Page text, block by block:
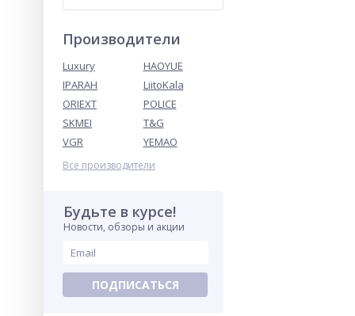
Производители
Luxury
HAOYUE
IPARAH
LiitoKala
ORIEXT
POLICE
SKMEI
T&G
VGR
YEMAO
Все производители
Будьте в курсе!
Новости, обзоры и акции
ПОДПИСАТЬСЯ